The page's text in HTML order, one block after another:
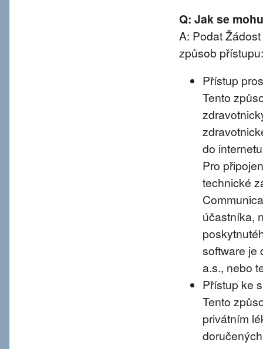
Q: Jak se
A: Podat
způsob přístupu:
Přístup
Tento
do
Pro
technické
účastníka,
software je
a.s., nebo
Přístup ke
Tento
privátním